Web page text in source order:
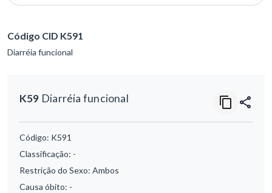
Código CID K591
Diarréia funcional
K59 Diarréia funcional
Código: K591
Classificação: -
Restrição do Sexo: Ambos
Causa óbito: -